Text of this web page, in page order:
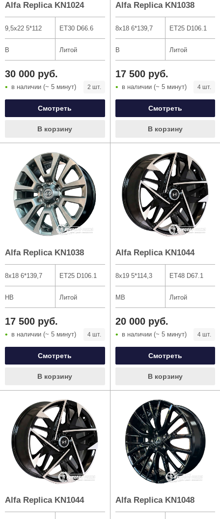
Alfa Replica KN1024
9,5x22 5*112 ET30 D66.6
B Литой
30 000 руб.
2 шт.
в наличии (~ 5 минут)
Смотреть
В корзину
Alfa Replica KN1038
8x18 6*139,7 ET25 D106.1
B Литой
17 500 руб.
4 шт.
в наличии (~ 5 минут)
Смотреть
В корзину
Alfa Replica KN1038
8x18 6*139,7 ET25 D106.1
HB Литой
17 500 руб.
4 шт.
в наличии (~ 5 минут)
Смотреть
В корзину
Alfa Replica KN1044
8x19 5*114,3 ET48 D67.1
MB Литой
20 000 руб.
4 шт.
в наличии (~ 5 минут)
Смотреть
В корзину
Alfa Replica KN1044 Alfa Replica KN1048
14 15 16 18 19
23 24
Укажите размер:
225/45R17 245/40R17